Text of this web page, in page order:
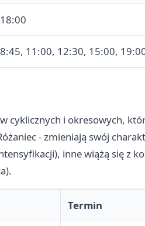
11:00, 12:30, 15:00,
cyklicznych i okresowych,
- zmieniają swój
inne wiążą się z
Termin